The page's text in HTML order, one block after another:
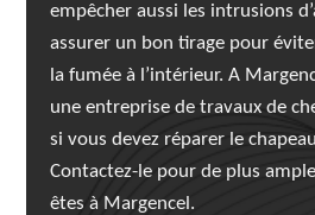
empêcher aussi les intrusions
assurer un bon tirage pour
la fumée à l’intérieur. A
une entreprise de travaux de
si vous devez réparer le
Contactez-le pour de plus
êtes à Margencel.